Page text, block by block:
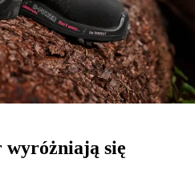
wyróżniają się